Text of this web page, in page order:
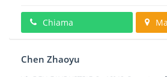
Chiama
Chen Zhaoyu